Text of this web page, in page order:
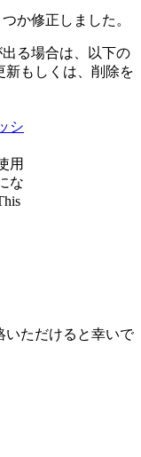
か修正しました。
る場合は、以下の
新もしくは、削除を
シ
用
な
いただけると幸いで